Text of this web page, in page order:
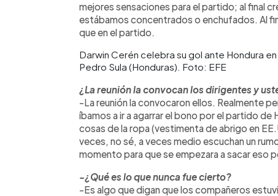
mejores sensaciones para el partido; al final
estábamos concentrados o enchufados. Al
que en el partido.
Darwin Cerén celebra su gol ante Hondura
Pedro Sula (Honduras). Foto: EFE
¿La reunión la convocan los dirigentes y
-La reunión la convocaron ellos. Realmente
íbamos a ir a agarrar el bono por el partido de
cosas de la ropa (vestimenta de abrigo en
veces, no sé, a veces medio escuchan un
momento para que se empezara a sacar eso
-¿Qué es lo que nunca fue cierto?
-Es algo que digan que los compañeros